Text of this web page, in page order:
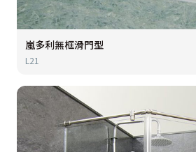
嵐多利無框滑門型
L21